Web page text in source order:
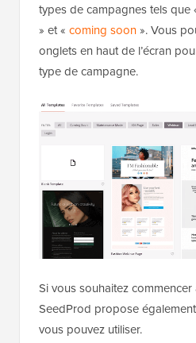
types de campagnes tels que
» et « coming soon». Vous
onglets en haut de l’écran
type de campagne.
Si vous souhaitez
SeedProd propose
vous pouvez utiliser.